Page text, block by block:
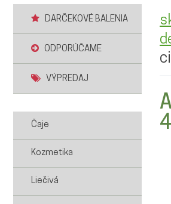
DARČEKOVÉ BALENIA
ODPORÚČAME
VÝPREDAJ
Čaje
Kozmetika
Liečivá